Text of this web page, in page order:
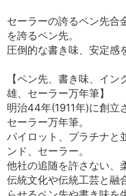
セーラーの誇るペン先合
を誇るペン先。
圧倒的な書き味、安定感
【ペン先、書き味、イ
雄、セーラー万年筆】
明治44年(1911年)に創立
セーラー万年筆。
パイロット、プラチナと
ンド、セーラー。
他社の追随を許さない、
伝統文化や伝統工芸と融